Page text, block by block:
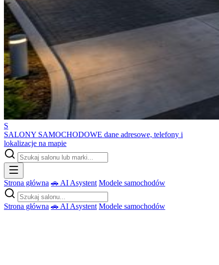
S
SALONY SAMOCHODOWE dane adresowe, telefony i
lokalizacje na mapie
Strona główna 🚗 AI Asystent Modele samochodów
Strona główna 🚗 AI Asystent Modele samochodów